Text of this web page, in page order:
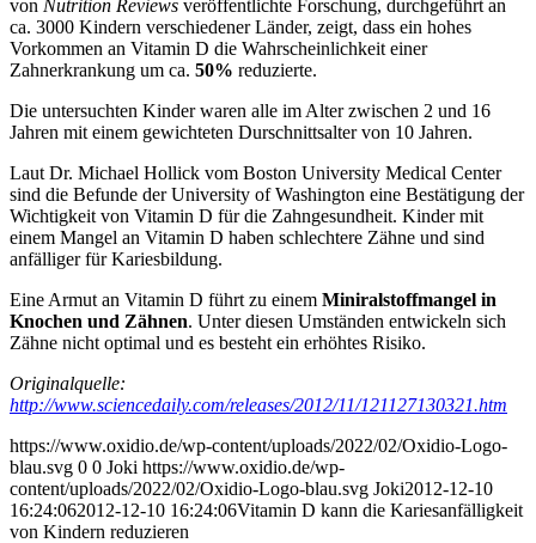
von Nutrition Reviews veröffentlichte Forschung, durchgeführt an
ca. 3000 Kindern verschiedener Länder, zeigt, dass ein hohes
Vorkommen an Vitamin D die Wahrscheinlichkeit einer
Zahnerkrankung um ca. 50% reduzierte.
Die untersuchten Kinder waren alle im Alter zwischen 2 und 16
Jahren mit einem gewichteten Durschnittsalter von 10 Jahren.
Laut Dr. Michael Hollick vom Boston University Medical Center
sind die Befunde der University of Washington eine Bestätigung der
Wichtigkeit von Vitamin D für die Zahngesundheit. Kinder mit
einem Mangel an Vitamin D haben schlechtere Zähne und sind
anfälliger für Kariesbildung.
Eine Armut an Vitamin D führt zu einem Miniralstoffmangel in
Knochen und Zähnen. Unter diesen Umständen entwickeln sich
Zähne nicht optimal und es besteht ein erhöhtes Risiko.
Originalquelle:
http://www.sciencedaily.com/releases/2012/11/121127130321.htm
https://www.oxidio.de/wp-content/uploads/2022/02/Oxidio-Logo-
blau.svg 0 0 Joki https://www.oxidio.de/wp-
content/uploads/2022/02/Oxidio-Logo-blau.svg Joki2012-12-10
16:24:062012-12-10 16:24:06Vitamin D kann die Kariesanfälligkeit
von Kindern reduzieren